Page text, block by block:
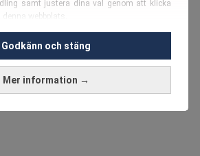
samt justera dina val genom att klicka
denna webbplats.
ytterligare i vårcookie-policy
och personuppgifter för dessa syften:
och liknande tekniker, anpassning av
Mer information →
Godkänn och stäng